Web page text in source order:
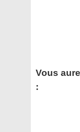
Vous
: